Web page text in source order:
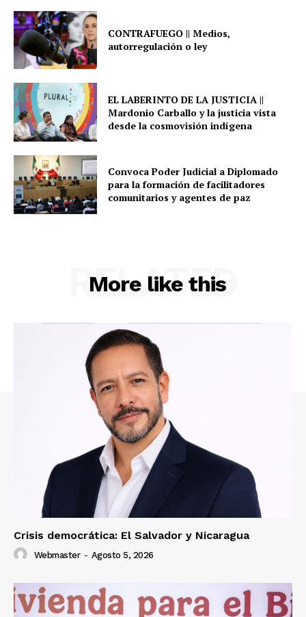
CONTRAFUEGO || Medios,
autorregulación o ley
EL LABERINTO DE LA JUSTICIA ||
Mardonio Carballo y la justicia vista
desde la cosmovisión indígena
Convoca Poder Judicial a Diplomado
para la formación de facilitadores
comunitarios y agentes de paz
More like this
RELATED
Crisis democrática: El Salvador y Nicaragua
Webmaster - Agosto 5, 2026